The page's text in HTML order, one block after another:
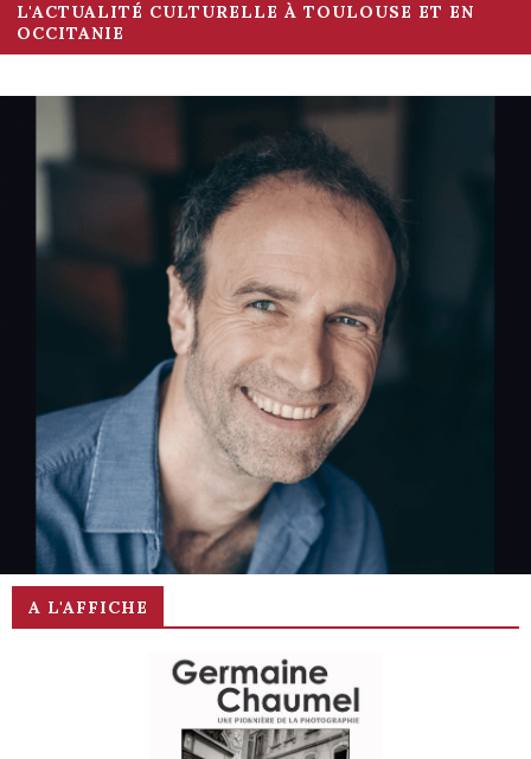
L'ACTUALITÉ CULTURELLE À TOULOUSE ET EN
OCCITANIE
Clément de Romain Lemire
A L'AFFICHE